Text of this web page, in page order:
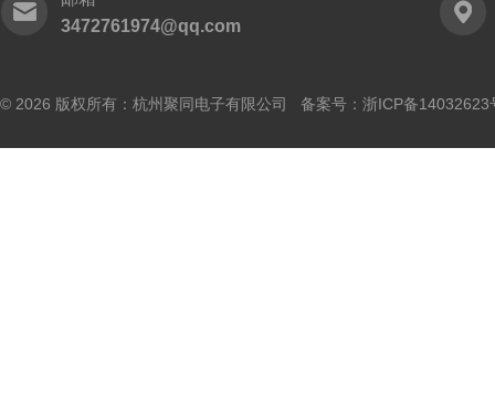
3472761974@qq.com
© 2026 版权所有：杭州聚同电子有限公司 备案号： 浙ICP备14032623